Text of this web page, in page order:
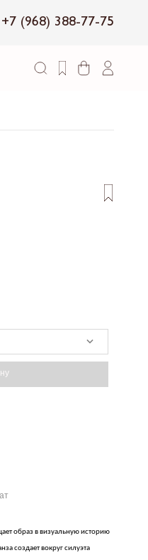
+7 (968) 388-77-75
образ в визуальную историю
создает вокруг силуэта